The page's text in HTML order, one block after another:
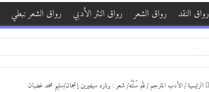
رواق النقد رواق الشعر رواق النثر الأدبي رواق الشعر نبطي
الرئيسية/الأدب المترجم/للهِ سُنَّتُه/ شعر : برنارد سيفيرين إنجمان/سليم محمد غضبان